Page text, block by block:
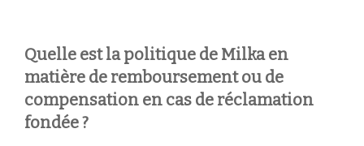
Quelle est la politique de Milka en
matière de remboursement ou de
compensation en cas de réclamation
fondée ?